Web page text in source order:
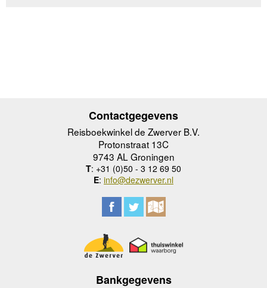
Contactgegevens
Reisboekwinkel de Zwerver B.V.
Protonstraat 13C
9743 AL Groningen
T: +31 (0)50 - 3 12 69 50
E: info@dezwerver.nl
Bankgegevens